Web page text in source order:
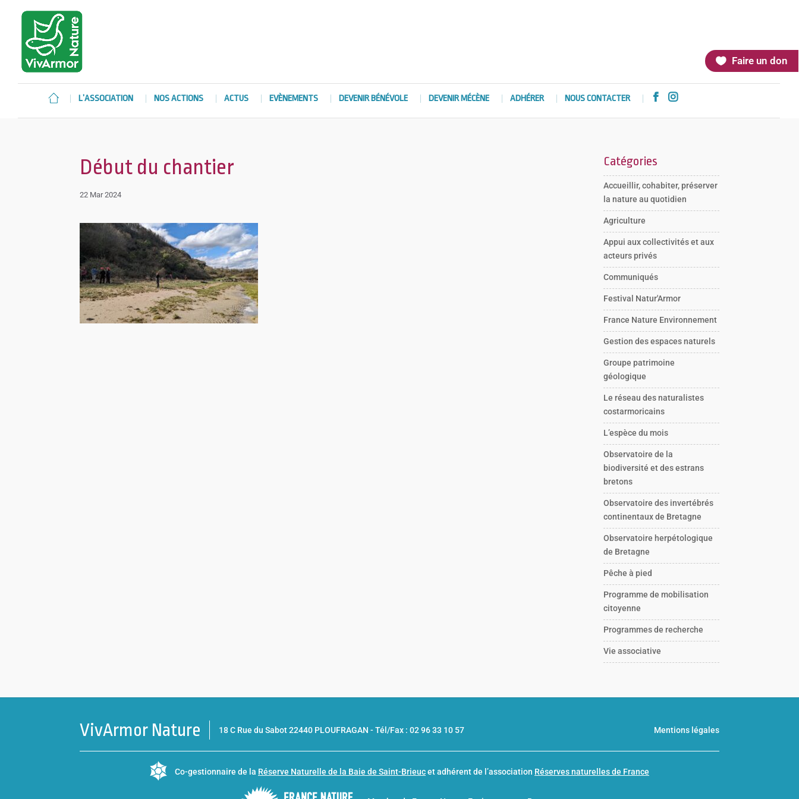
Faire un don
L’ASSOCIATION NOS ACTIONS ACTUS EVÈNEMENTS DEVENIR BÉNÉVOLE DEVENIR MÉCÈNE ADHÉRER NOUS CONTACTER  
Début du chantier
22 Mar 2024
Catégories
Accueillir, cohabiter, préserver
la nature au quotidien
Agriculture
Appui aux collectivités et aux
acteurs privés
Communiqués
Festival Natur'Armor
France Nature Environnement
Gestion des espaces naturels
Groupe patrimoine
géologique
Le réseau des naturalistes
costarmoricains
L’espèce du mois
Observatoire de la
biodiversité et des estrans
bretons
Observatoire des invertébrés
continentaux de Bretagne
Observatoire herpétologique
de Bretagne
Pêche à pied
Programme de mobilisation
citoyenne
Programmes de recherche
Vie associative
VivArmor Nature 18 C Rue du Sabot 22440 PLOUFRAGAN -Tél/Fax : 02 96 33 10 57 Mentions légales
Co-gestionnaire de la Réserve Naturelle de la Baie de Saint-Brieucet adhérent de l’association Réserves naturelles de France